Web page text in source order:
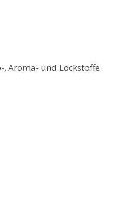
, Aroma- und Lockstoffe